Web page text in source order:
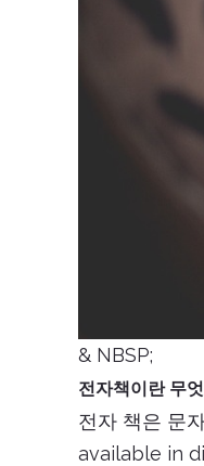
& NBSP;
전자책이란 무
전자 책은 문
available in